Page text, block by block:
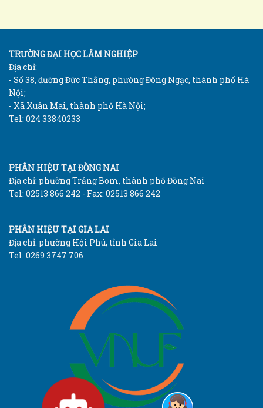
TRƯỜNG ĐẠI HỌC LÂM NGHIỆP
Địa chỉ:
- Số 38, đường Đức Thắng, phường Đông Ngạc, thành phố Hà
Nội;
- Xã Xuân Mai, thành phố Hà Nội;
Tel: 024 33840233
PHÂN HIỆU TẠI ĐỒNG NAI
Địa chỉ: phường Trảng Bom, thành phố Đồng Nai
Tel: 02513 866 242 - Fax: 02513 866 242
PHÂN HIỆU TẠI GIA LAI
Địa chỉ: phường Hội Phú, tỉnh Gia Lai
Tel: 0269 3747 706